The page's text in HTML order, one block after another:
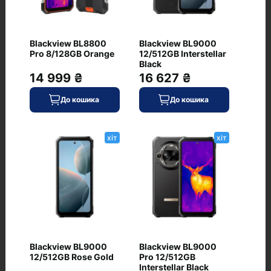
Немає відгуків про цей товар, станьте
першим, залиште свій відгук.
Питання та відповіді
Blackview BL8800
Pro 8/128GB Orange
14 999 ₴
До кошика
Blackview BL9000
12/512GB Interstellar
Black
16 627 ₴
До кошика
хіт
Blackview BL9000
12/512GB Rose Gold
хіт
Blackview BL9000
Pro 12/512GB
Interstellar Black